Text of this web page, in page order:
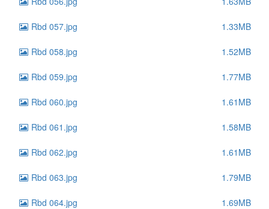
Rbd 057.jpg 1.33MB
Rbd 058.jpg 1.52MB
Rbd 059.jpg 1.77MB
Rbd 060.jpg 1.61MB
Rbd 061.jpg 1.58MB
Rbd 062.jpg 1.61MB
Rbd 063.jpg 1.79MB
Rbd 064.jpg 1.69MB